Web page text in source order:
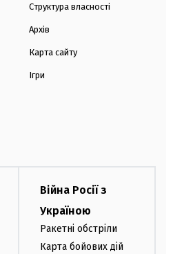
Структура власності
Архів
Карта сайту
Ігри
Війна Росії з
Україною
Ракетні обстріли
Карта бойових дій